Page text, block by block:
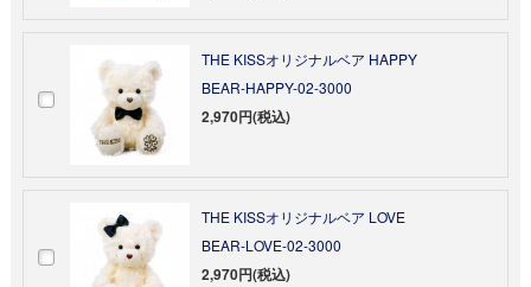
THE KISSオリジナルベア HAPPY
BEAR-HAPPY-02-3000
2,970円(税込)
THE KISSオリジナルベア LOVE
BEAR-LOVE-02-3000
2,970円(税込)